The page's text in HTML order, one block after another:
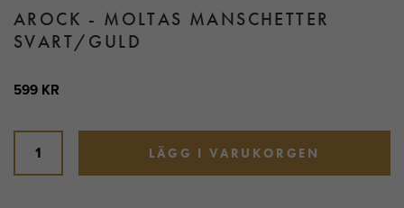
AROCK - MOLTAS MANSCHETTER
SVART/GULD
599 KR
LÄGG I VARUKORGEN